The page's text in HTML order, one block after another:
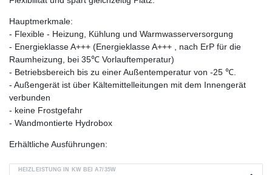
Hauptmerkmale:
- Flexible - Heizung, Kühlung und Warmwasserversorgung
- Energieklasse A+++ (Energieklasse A+++ , nach ErP für die
Raumheizung, bei 35℃ Vorlauftemperatur)
- Betriebsbereich bis zu einer Außentemperatur von -25 ℃.
- Außengerät ist über Kältemittelleitungen mit dem Innengerät
verbunden
- keine Frostgefahr
- Wandmontierte Hydrobox
Erhältliche Ausführungen:
HEIZLEISTUNG IN KW BEI A7/35W